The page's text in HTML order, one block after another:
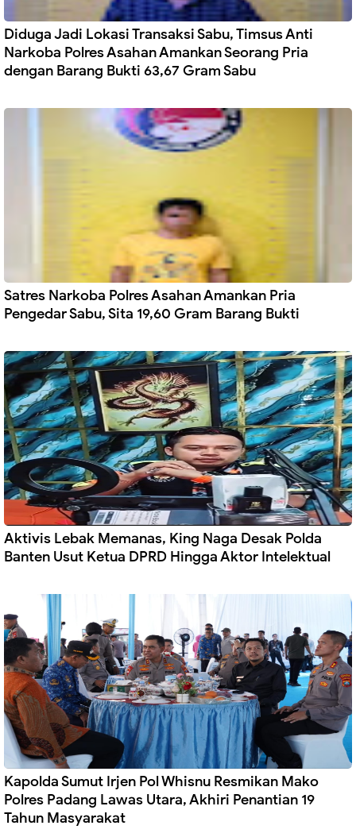
Diduga Jadi Lokasi Transaksi Sabu, Timsus Anti
Narkoba Polres Asahan Amankan Seorang Pria
dengan Barang Bukti 63,67 Gram Sabu
Satres Narkoba Polres Asahan Amankan Pria
Pengedar Sabu, Sita 19,60 Gram Barang Bukti
Aktivis Lebak Memanas, King Naga Desak Polda
Banten Usut Ketua DPRD Hingga Aktor Intelektual
Kapolda Sumut Irjen Pol Whisnu Resmikan Mako
Polres Padang Lawas Utara, Akhiri Penantian 19
Tahun Masyarakat